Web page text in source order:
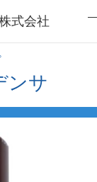
式会社
ンサ